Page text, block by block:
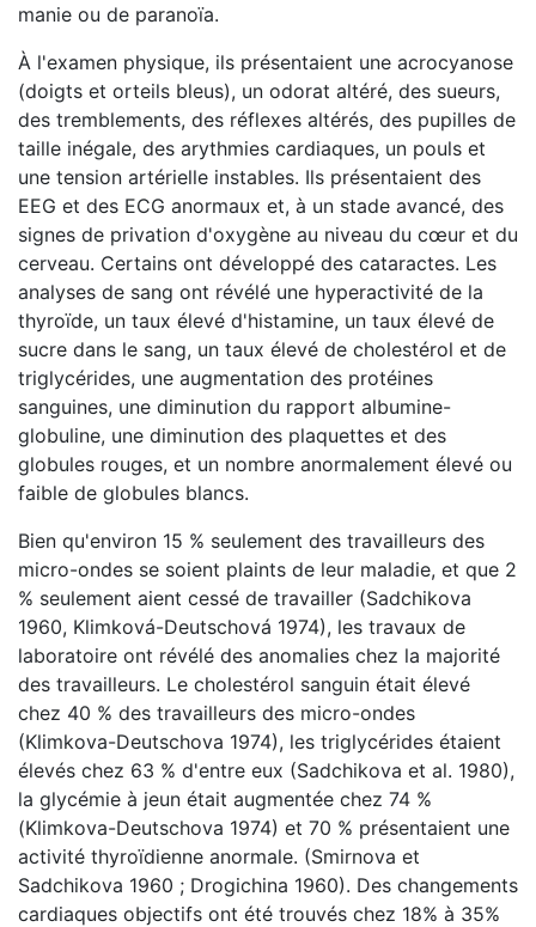
manie ou de paranoïa.
À l'examen physique, ils présentaient une acrocyanose
(doigts et orteils bleus), un odorat altéré, des sueurs,
des tremblements, des réflexes altérés, des pupilles de
taille inégale, des arythmies cardiaques, un pouls et
une tension artérielle instables. Ils présentaient des
EEG et des ECG anormaux et, à un stade avancé, des
signes de privation d'oxygène au niveau du cœur et du
cerveau. Certains ont développé des cataractes. Les
analyses de sang ont révélé une hyperactivité de la
thyroïde, un taux élevé d'histamine, un taux élevé de
sucre dans le sang, un taux élevé de cholestérol et de
triglycérides, une augmentation des protéines
sanguines, une diminution du rapport albumine-
globuline, une diminution des plaquettes et des
globules rouges, et un nombre anormalement élevé ou
faible de globules blancs.
Bien qu'environ 15 % seulement des travailleurs des
micro-ondes se soient plaints de leur maladie, et que 2
% seulement aient cessé de travailler (Sadchikova
1960, Klimková-Deutschová 1974), les travaux de
laboratoire ont révélé des anomalies chez la majorité
des travailleurs. Le cholestérol sanguin était élevé
chez 40 % des travailleurs des micro-ondes
(Klimkova-Deutschova 1974), les triglycérides étaient
élevés chez 63 % d'entre eux (Sadchikova et al. 1980),
la glycémie à jeun était augmentée chez 74 %
(Klimkova-Deutschova 1974) et 70 % présentaient une
activité thyroïdienne anormale. (Smirnova et
Sadchikova 1960 ; Drogichina 1960). Des changements
cardiaques objectifs ont été trouvés chez 18% à 35%